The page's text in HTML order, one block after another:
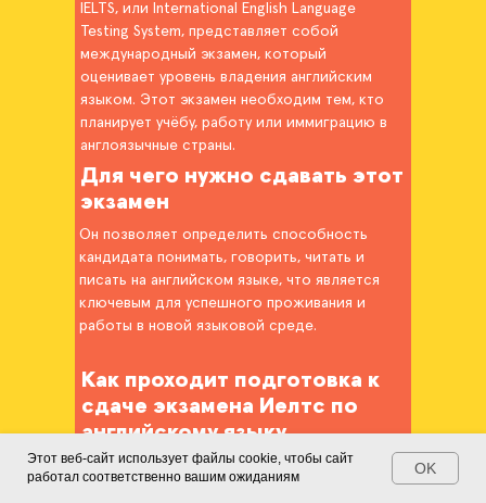
IELTS, или International English Language
Testing System, представляет собой
международный экзамен, который
оценивает уровень владения английским
языком. Этот экзамен необходим тем, кто
планирует учёбу, работу или иммиграцию в
англоязычные страны.
Для чего нужно сдавать этот
экзамен
Он позволяет определить способность
кандидата понимать, говорить, читать и
писать на английском языке, что является
ключевым для успешного проживания и
работы в новой языковой среде.
Как проходит подготовка к
сдаче экзамена Иелтс по
английскому языку
Процесс подготовки к экзамену IELTS
Этот веб-сайт использует файлы cookie, чтобы сайт
работал соответственно вашим ожиданиям
OK